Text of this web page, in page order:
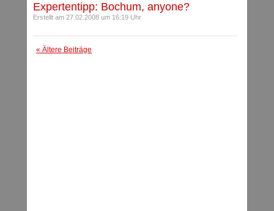
Expertentipp: Bochum, anyone?
Erstellt am 27.02.2008 um 16:19 Uhr
« Ältere Beiträge